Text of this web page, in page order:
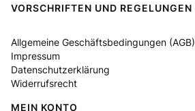
VORSCHRIFTEN UND REGELUNGEN
Allgemeine Geschäftsbedingungen (AGB)
Impressum
Datenschutzerklärung
Widerrufsrecht
MEIN KONTO